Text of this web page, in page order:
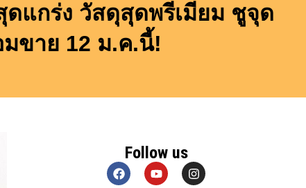
ดแกร่ง วัสดุสุดพรีเมียม ชูจุด
มขาย 12 ม.ค.นี้!
Follow us
F
a
Y
o
I
n